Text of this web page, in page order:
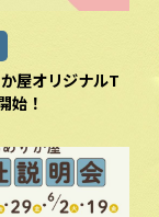
屋オリジナルT
始！